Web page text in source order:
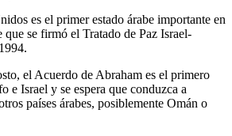
es el primer estado árabe importante en
que se firmó el Tratado de Paz Israel-
el Acuerdo de Abraham es el primero
e Israel y se espera que conduzca a
países árabes, posiblemente Omán o